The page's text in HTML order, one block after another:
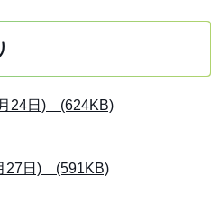
24日) (624KB)
27日) (591KB)